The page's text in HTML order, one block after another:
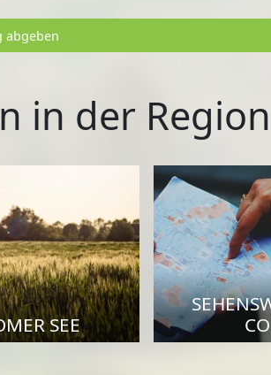
abgeben
in der Region
SEE